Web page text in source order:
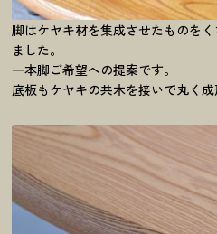
脚はケヤキ材を集成させたものを
ました。
一本脚ご希望への提案です。
底板もケヤキの共木を接いで丸く成